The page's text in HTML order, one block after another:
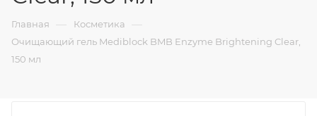
Главная — Косметика —
Очищающий гель Mediblock BMB Enzyme Brightening Clear,
150 мл